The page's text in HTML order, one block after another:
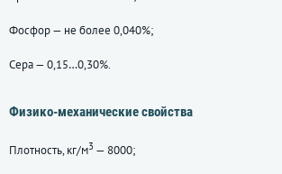
Фосфор — не более 0,040%;
Сера — 0,15…0,30%.
Физико-механические свойства
Плотность, кг/м3 — 8000;